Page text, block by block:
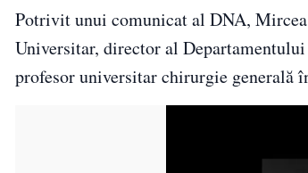
Potrivit unui comunicat al DNA,
Universitar, director al
profesor universitar chirurgie generală